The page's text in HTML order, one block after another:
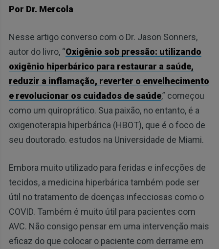
Por Dr. Mercola
Nesse artigo converso com o Dr. Jason Sonners,
autor do livro, “Oxigênio sob pressão: utilizando
oxigênio hiperbárico para restaurar a saúde,
reduzir a inflamação, reverter o envelhecimento
e revolucionar os cuidados de saúde,” começou
como um quiroprático. Sua paixão, no entanto, é a
oxigenoterapia hiperbárica (HBOT), que é o foco de
seu doutorado. estudos na Universidade de Miami.
Embora muito utilizado para feridas e infecções de
tecidos, a medicina hiperbárica também pode ser
útil no tratamento de doenças infecciosas como o
COVID. Também é muito útil para pacientes com
AVC. Não consigo pensar em uma intervenção mais
eficaz do que colocar o paciente com derrame em